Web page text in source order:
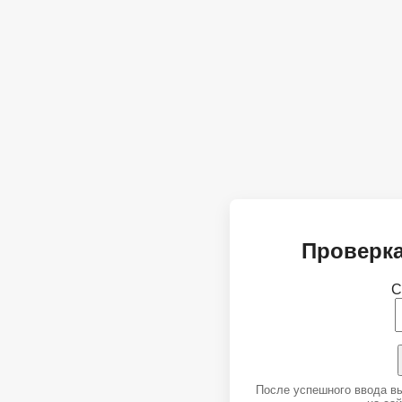
После успешного ввода